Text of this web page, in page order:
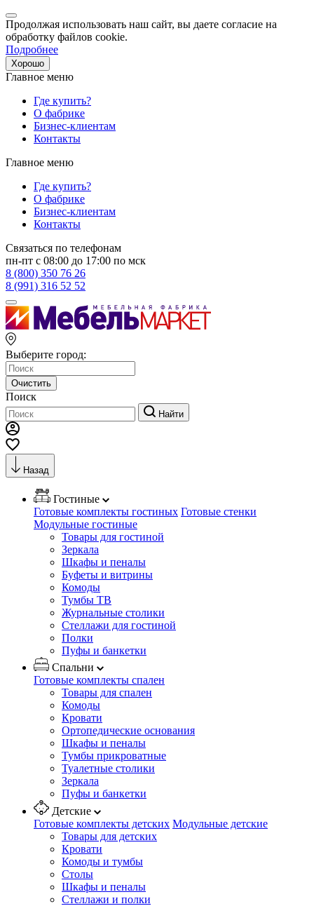
Продолжая использовать наш сайт, вы даете согласие на
обработку файлов cookie.
Подробнее
Хорошо
Главное меню
Где купить?
О фабрике
Бизнес-клиентам
Контакты
Главное меню
Где купить?
О фабрике
Бизнес-клиентам
Контакты
Связаться по телефонам
пн-пт с 08:00 до 17:00 по мск
8 (800) 350 76 26
8 (991) 316 52 52
Выберите город:
Очистить
Поиск
Найти
Назад
Гостиные
Готовые комплекты гостиных Готовые стенки
Модульные гостиные
Товары для гостиной
Зеркала
Шкафы и пеналы
Буфеты и витрины
Комоды
Тумбы ТВ
Журнальные столики
Стеллажи для гостиной
Полки
Пуфы и банкетки
Спальни
Готовые комплекты спален
Товары для спален
Комоды
Кровати
Ортопедические основания
Шкафы и пеналы
Тумбы прикроватные
Туалетные столики
Зеркала
Пуфы и банкетки
Детские
Готовые комплекты детских Модульные детские
Товары для детских
Кровати
Комоды и тумбы
Столы
Шкафы и пеналы
Стеллажи и полки